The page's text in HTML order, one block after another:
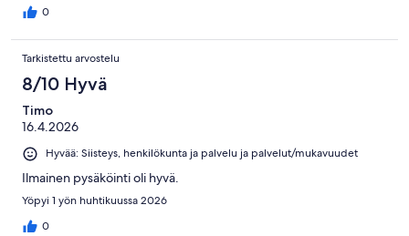
0
Tarkistettu arvostelu
8/10 Hyvä
Timo
16.4.2026
Hyvää: Siisteys, henkilökunta ja palvelu ja palvelut/mukavuudet
Ilmainen pysäköinti oli hyvä.
Yöpyi 1 yön huhtikuussa 2026
0